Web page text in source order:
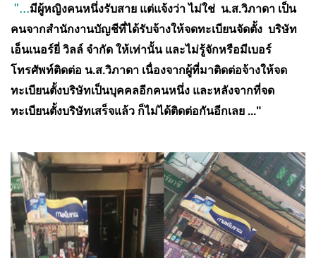
"...มีผู้หญิงคนหนึ่งรับสาย แต่แจ้งว่า ไม่ใช่ น.ส.วิภาดา เป็น
คนจากสำนักงานบัญชีที่ได้รับจ้างให้จดทะเบียนจัดตั้ง บริษัท
เอ็นเนอร์ยี่ วิลล์ จำกัด ให้เท่านั้น และไม่รู้จักหรือมีเบอร์
โทรศัพท์ติดต่อ น.ส.วิภาดา เนื่องจากผู้ที่มาติดต่อจ้างให้จด
ทะเบียนตั้งบริษัทเป็นบุคคลอีกคนหนึ่ง และหลังจากที่จด
ทะเบียนตั้งบริษัทเสร็จแล้ว ก็ไม่ได้ติดต่อกันอีกเลย ..."